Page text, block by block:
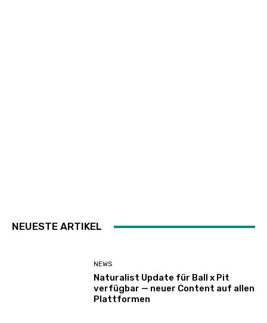
NEUESTE ARTIKEL
NEWS
Naturalist Update für Ball x Pit
verfügbar — neuer Content auf allen
Plattformen